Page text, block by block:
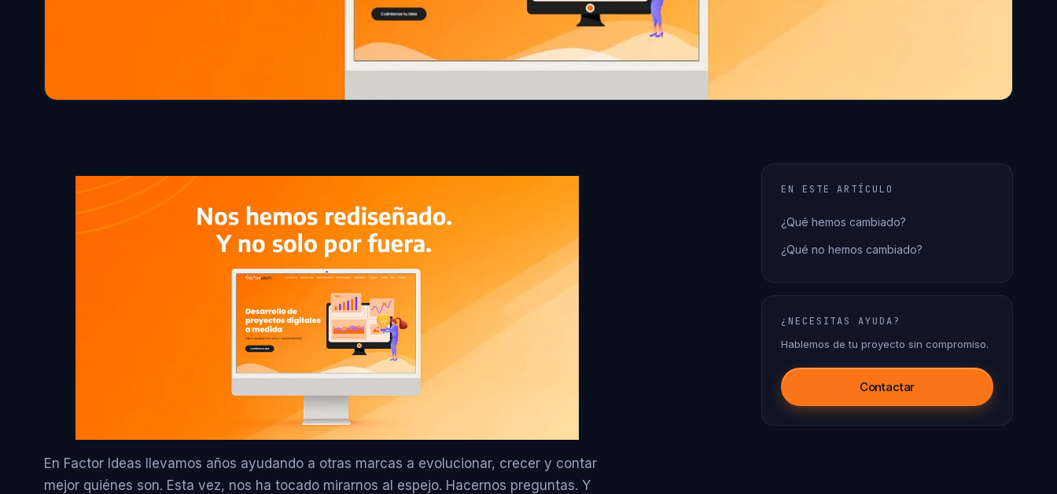
En Factor Ideas llevamos años ayudando a otras marcas a evolucionar, crecer y contar
mejor quiénes son. Esta vez, nos ha tocado mirarnos al espejo. Hacernos preguntas. Y
EN ESTE ARTÍCULO
¿Qué hemos cambiado?
¿Qué no hemos cambiado?
¿NECESITAS AYUDA?
Hablemos de tu proyecto sin compromiso.
Contactar